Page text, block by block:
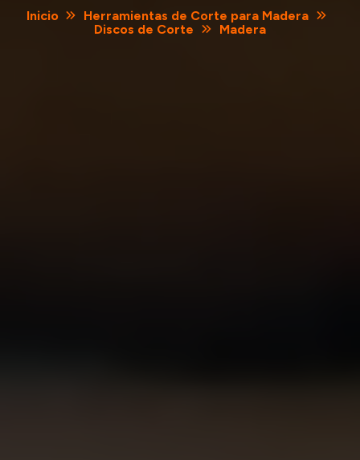
Inicio
Herramientas de Corte para Madera
Discos de Corte
Madera